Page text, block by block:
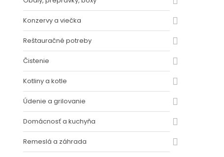
Konzervy a viečka
Reštauračné potreby
Čistenie
Kotliny a kotle
Údenie a grilovanie
Domácnosť a kuchyňa
Remeslá a záhrada